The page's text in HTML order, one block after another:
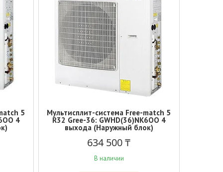
5
4
Мультисплит-система Free-match 5
R32 Gree-36: GWHD(36)NK6OO 4
выхода (Наружный блок)
634 500 ₸
В наличии